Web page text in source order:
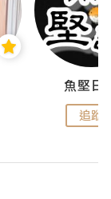
魚堅日
追蹤